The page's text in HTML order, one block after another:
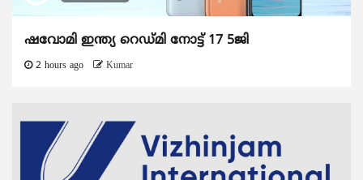
ഷവോമി ഇന്ത്യ റെഡ്മി നോട്ട് 17 5ജി
2 hours ago Kumar